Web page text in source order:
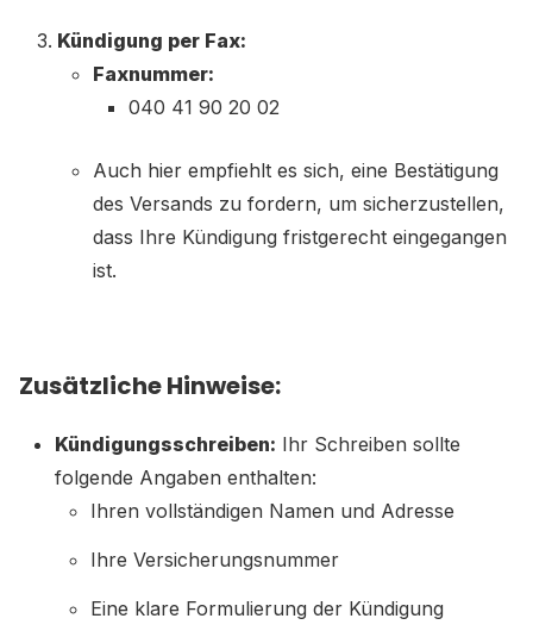
Kündigung per Fax:
Faxnummer:
040 41 90 20 02
Auch hier empfiehlt es sich, eine Bestätigung
des Versands zu fordern, um sicherzustellen,
dass Ihre Kündigung fristgerecht eingegangen
ist.
Zusätzliche Hinweise:
Kündigungsschreiben: Ihr Schreiben sollte
folgende Angaben enthalten:
Ihren vollständigen Namen und Adresse
Ihre Versicherungsnummer
Eine klare Formulierung der Kündigung